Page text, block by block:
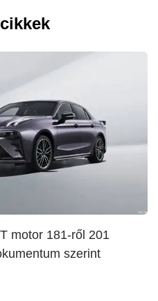
motor 181-ről 201
szerint